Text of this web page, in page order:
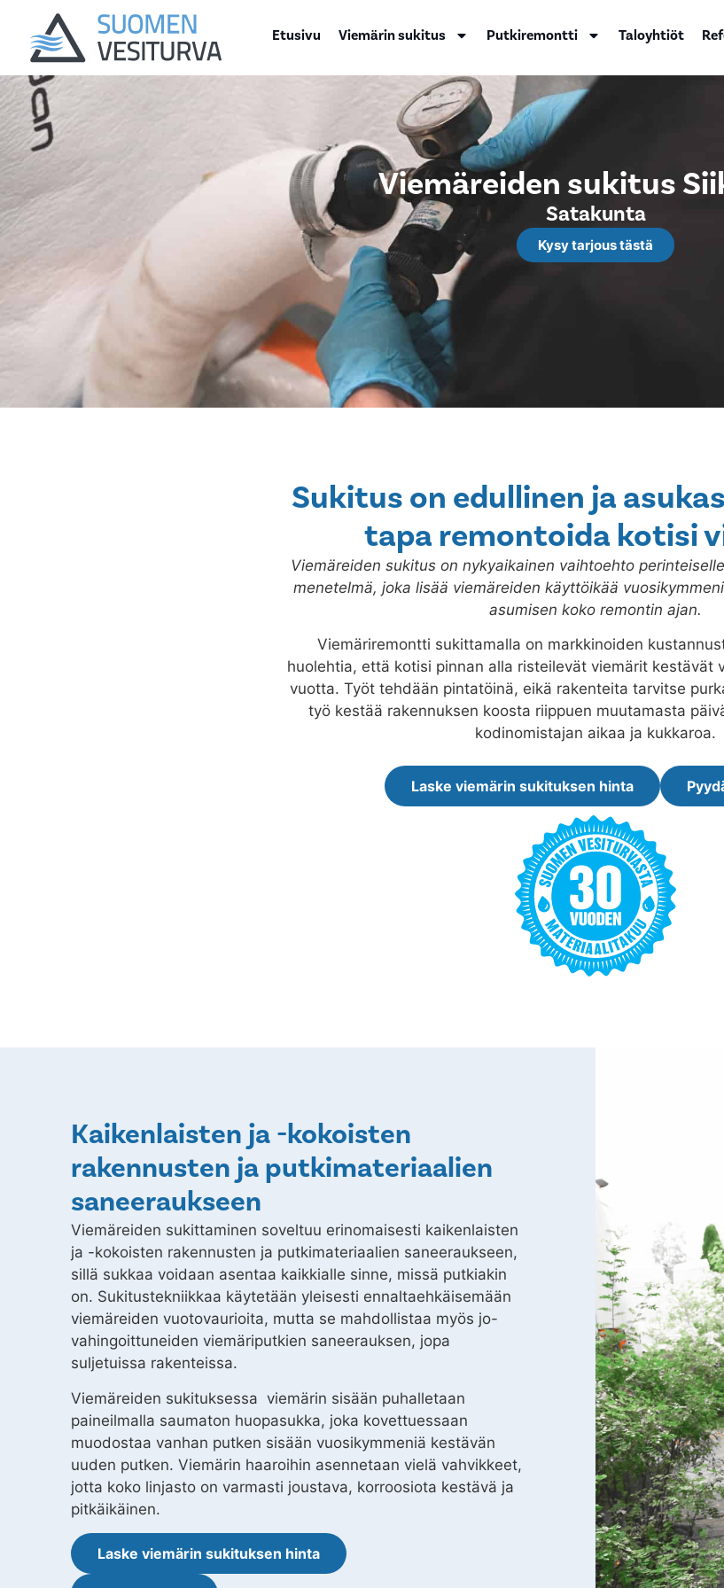
Etusivu Viemärin sukitus Putkiremontti Taloyhtiöt
Viemäreiden sukitus
Satakunta
Kysy tarjous tästä
Sukitus on edullinen ja
tapa remontoida kotisi
Viemäreiden sukitus on nykyaikainen vaihtoehto
menetelmä, joka lisää viemäreiden käyttöikää
asumisen koko remontin ajan.
Viemäriremontti sukittamalla on markkinoiden
huolehtia, että kotisi pinnan alla risteilevät viemärit kestävät
vuotta. Työt tehdään pintatöinä, eikä rakenteita tarvitse
työ kestää rakennuksen koosta riippuen muutamasta
kodinomistajan aikaa ja kukkaroa.
Laske viemärin sukituksen hinta
Kaikenlaisten ja -kokoisten
rakennusten ja putkimateriaalien
saneeraukseen
Viemäreiden sukittaminen soveltuu erinomaisesti kaikenlaisten
ja -kokoisten rakennusten ja putkimateriaalien saneeraukseen,
sillä sukkaa voidaan asentaa kaikkialle sinne, missä putkiakin
on. Sukitustekniikkaa käytetään yleisesti ennaltaehkäisemään
viemäreiden vuotovaurioita, mutta se mahdollistaa myös jo-
vahingoittuneiden viemäriputkien saneerauksen, jopa
suljetuissa rakenteissa.
Viemäreiden sukituksessa viemärin sisään puhalletaan
paineilmalla saumaton huopasukka, joka kovettuessaan
muodostaa vanhan putken sisään vuosikymmeniä kestävän
uuden putken. Viemärin haaroihin asennetaan vielä vahvikkeet,
jotta koko linjasto on varmasti joustava, korroosiota kestävä ja
pitkäikäinen.
Laske viemärin sukituksen hinta